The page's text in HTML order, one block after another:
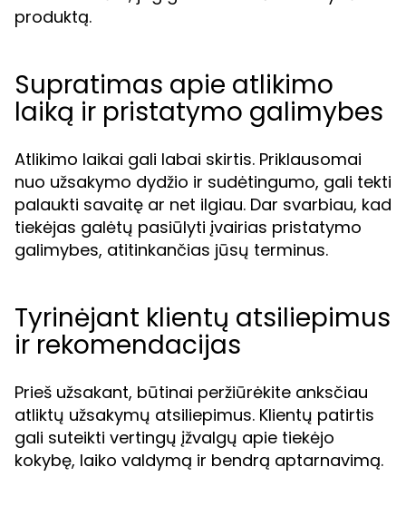
produktą.
Supratimas apie atlikimo
laiką ir pristatymo galimybes
Atlikimo laikai gali labai skirtis. Priklausomai
nuo užsakymo dydžio ir sudėtingumo, gali tekti
palaukti savaitę ar net ilgiau. Dar svarbiau, kad
tiekėjas galėtų pasiūlyti įvairias pristatymo
galimybes, atitinkančias jūsų terminus.
Tyrinėjant klientų atsiliepimus
ir rekomendacijas
Prieš užsakant, būtinai peržiūrėkite anksčiau
atliktų užsakymų atsiliepimus. Klientų patirtis
gali suteikti vertingų įžvalgų apie tiekėjo
kokybę, laiko valdymą ir bendrą aptarnavimą.